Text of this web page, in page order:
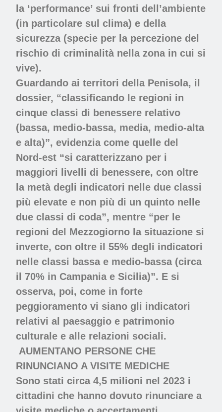
la ‘performance’ sui fronti dell’ambiente
(in particolare sul clima) e della
sicurezza (specie per la percezione del
rischio di criminalità nella zona in cui si
vive).
Guardando ai territori della Penisola, il
dossier, “classificando le regioni in
cinque classi di benessere relativo
(bassa, medio-bassa, media, medio-alta
e alta)”, evidenzia come quelle del
Nord-est “si caratterizzano per i
maggiori livelli di benessere, con oltre
la metà degli indicatori nelle due classi
più elevate e non più di un quinto nelle
due classi di coda”, mentre “per le
regioni del Mezzogiorno la situazione si
inverte, con oltre il 55% degli indicatori
nelle classi bassa e medio-bassa (circa
il 70% in Campania e Sicilia)”. E si
osserva, poi, come in forte
peggioramento vi siano gli indicatori
relativi al paesaggio e patrimonio
culturale e alle relazioni sociali.
AUMENTANO PERSONE CHE
RINUNCIANO A VISITE MEDICHE
Sono stati circa 4,5 milioni nel 2023 i
cittadini che hanno dovuto rinunciare a